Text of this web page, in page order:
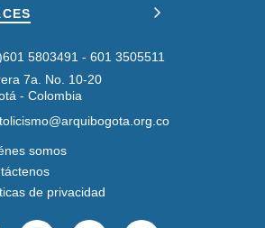
5803491 - 601 3505511
7a. No. 10-20
- Colombia
somos
de privacidad